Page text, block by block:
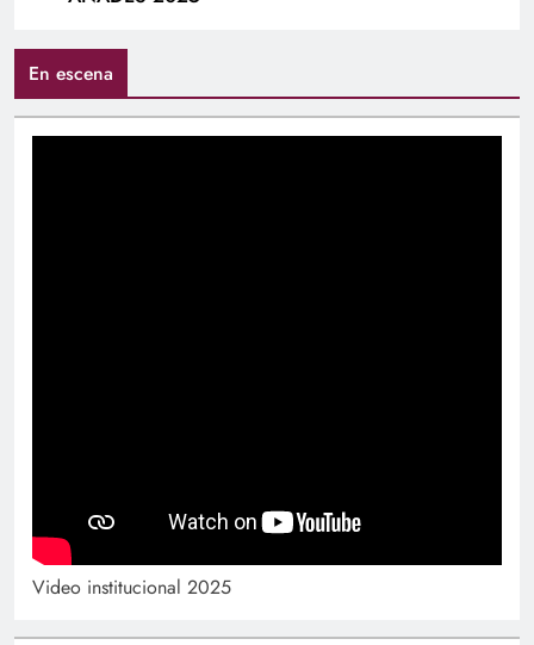
En escena
Video institucional 2025